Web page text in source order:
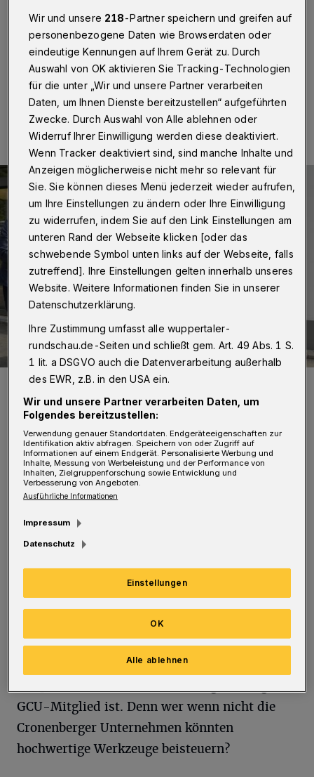
hat dem vor Kurzem in Wuppertal eröffneten Kinder-
und Jugendhospiz eine große Werkzeugspende
überreicht.
14.05.2015 , 09:32 Uhr Eine Minute Lesezeit
Das Foto zeigt (v.li.) Antonelle Lo Bue, Ulrike Jung, Marc Zäske,
Foto: Eduard Urssu
Von Eduard Urssu
Seit einigen Wochen betreut das Hospiz die
Arbeit rund um das Hsopiz gut an, bestätigt
Hospiz-Geschäftsführerin Kerstin Wülfing.
Damit aber auch nachhaltig gut gearbeitet
werden kann, musste noch hochwertiges
Werkzeug angeschafft werden, dachte sich
GCU-Mitglied ist. Denn wer wenn nicht die
Cronenberger Unternehmen könnten
hochwertige Werkzeuge beisteuern?
Wir und unsere 218-Partner speichern und greifen auf
personenbezogene Daten wie Browserdaten oder
eindeutige Kennungen auf Ihrem Gerät zu. Durch
Auswahl von OK aktivieren Sie Tracking-Technologien
für die unter „Wir und unsere Partner verarbeiten
Daten, um Ihnen Dienste bereitzustellen“ aufgeführten
Zwecke. Durch Auswahl von Alle ablehnen oder
Widerruf Ihrer Einwilligung werden diese deaktiviert.
Wenn Tracker deaktiviert sind, sind manche Inhalte und
Anzeigen möglicherweise nicht mehr so relevant für
Sie. Sie können dieses Menü jederzeit wieder aufrufen,
um Ihre Einstellungen zu ändern oder Ihre Einwilligung
zu widerrufen, indem Sie auf den Link Einstellungen am
unteren Rand der Webseite klicken [oder das
schwebende Symbol unten links auf der Webseite, falls
zutreffend]. Ihre Einstellungen gelten innerhalb unseres
Website. Weitere Informationen finden Sie in unserer
Datenschutzerklärung.
Ihre Zustimmung umfasst alle wuppertaler-
rundschau.de-Seiten und schließt gem. Art. 49 Abs. 1 S.
1 lit. a DSGVO auch die Datenverarbeitung außerhalb
des EWR, z.B. in den USA ein.
Wir und unsere Partner verarbeiten Daten, um
Folgendes bereitzustellen:
Verwendung genauer Standortdaten. Endgeräteeigenschaften zur
Identifikation aktiv abfragen. Speichern von oder Zugriff auf
Informationen auf einem Endgerät. Personalisierte Werbung und
Inhalte, Messung von Werbeleistung und der Performance von
Inhalten, Zielgruppenforschung sowie Entwicklung und
Verbesserung von Angeboten.
Ausführliche Informationen
Impressum
Datenschutz
Einstellungen
Alle ablehnen
OK